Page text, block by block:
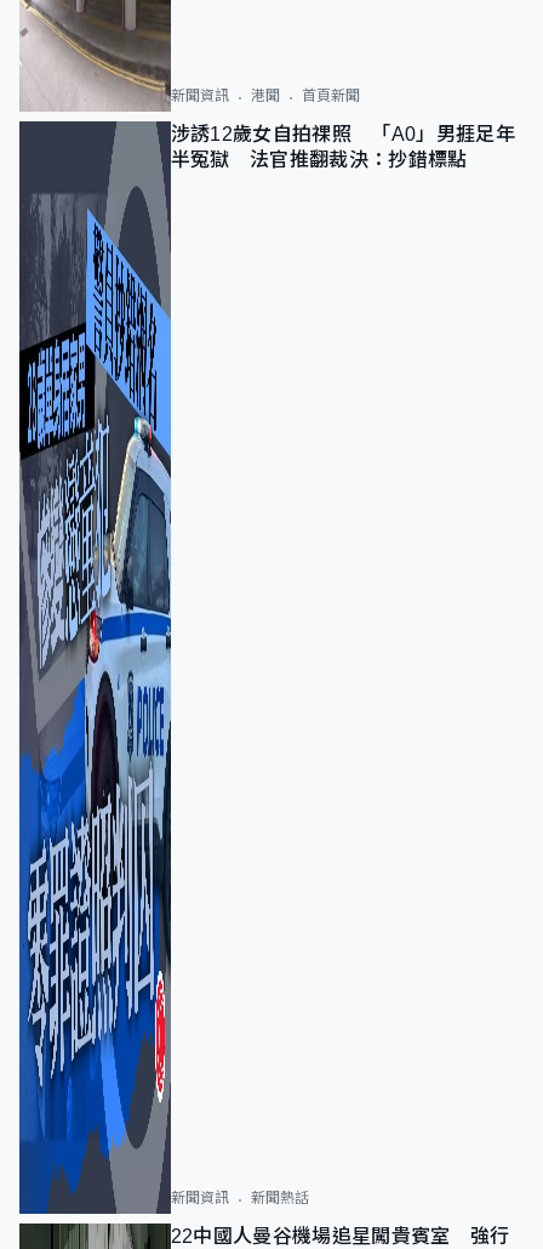
新聞資訊 港聞 首頁新聞
涉誘12歲女自拍祼照 「A0」男捱足年
半冤獄 法官推翻裁決：抄錯標點
新聞資訊 新聞熱話
22中國人曼谷機場追星闖貴賓室 強行